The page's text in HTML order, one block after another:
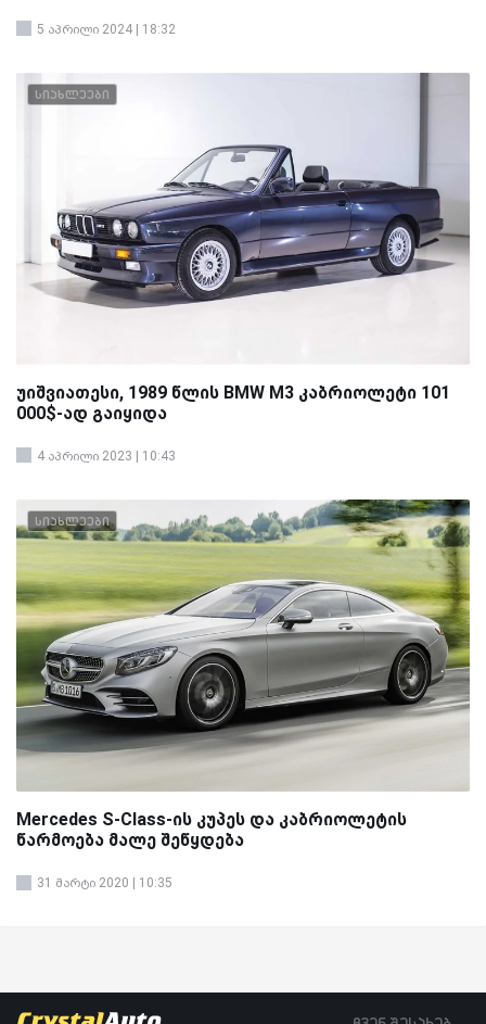
5 აპრილი 2024 | 18:32
სიახლეები
უიშვიათესი, 1989 წლის BMW M3 კაბრიოლეტი 101
000$-ად გაიყიდა
4 აპრილი 2023 | 10:43
სიახლეები
Mercedes S-Class-ის კუპეს და კაბრიოლეტის
წარმოება მალე შეწყდება
31 მარტი 2020 | 10:35